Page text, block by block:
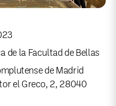
de la Facultad de Bellas
de Madrid
el Greco, 2, 28040